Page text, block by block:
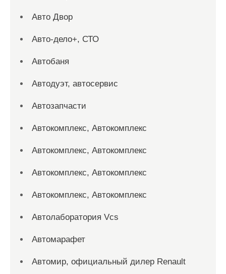
Авто Двор
Авто-дело+, СТО
Автобаня
Автодуэт, автосервис
Автозапчасти
Автокомплекс, Автокомплекс
Автокомплекс, Автокомплекс
Автокомплекс, Автокомплекс
Автокомплекс, Автокомплекс
Автолаборатория Vcs
Автомарафет
Автомир, официальный дилер Renault